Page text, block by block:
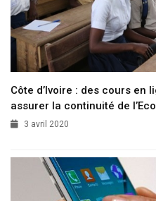
Côte d’Ivoire : des cours en
assurer la continuité de
3 avril 2020